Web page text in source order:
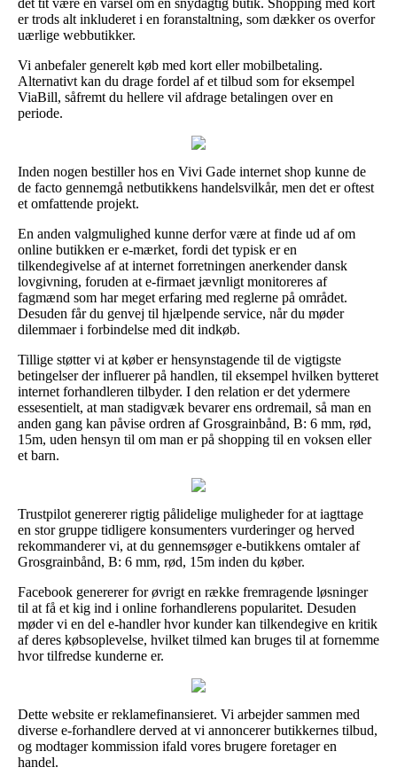
er trods alt inkluderet i en foranstaltning, som dækker os overfor
uærlige webbutikker.
Vi anbefaler generelt køb med kort eller mobilbetaling.
Alternativt kan du drage fordel af et tilbud som for eksempel
ViaBill, såfremt du hellere vil afdrage betalingen over en
periode.
Inden nogen bestiller hos en Vivi Gade internet shop kunne de
de facto gennemgå netbutikkens handelsvilkår, men det er oftest
et omfattende projekt.
En anden valgmulighed kunne derfor være at finde ud af om
online butikken er e-mærket, fordi det typisk er en
tilkendegivelse af at internet forretningen anerkender dansk
lovgivning, foruden at e-firmaet jævnligt monitoreres af
fagmænd som har meget erfaring med reglerne på området.
Desuden får du genvej til hjælpende service, når du møder
dilemmaer i forbindelse med dit indkøb.
Tillige støtter vi at køber er hensynstagende til de vigtigste
betingelser der influerer på handlen, til eksempel hvilken bytteret
internet forhandleren tilbyder. I den relation er det ydermere
essesentielt, at man stadigvæk bevarer ens ordremail, så man en
anden gang kan påvise ordren af Grosgrainbånd, B: 6 mm, rød,
15m, uden hensyn til om man er på shopping til en voksen eller
et barn.
Trustpilot genererer rigtig pålidelige muligheder for at iagttage
en stor gruppe tidligere konsumenters vurderinger og herved
rekommanderer vi, at du gennemsøger e-butikkens omtaler af
Grosgrainbånd, B: 6 mm, rød, 15m inden du køber.
Facebook genererer for øvrigt en række fremragende løsninger
til at få et kig ind i online forhandlerens popularitet. Desuden
møder vi en del e-handler hvor kunder kan tilkendegive en kritik
af deres købsoplevelse, hvilket tilmed kan bruges til at fornemme
hvor tilfredse kunderne er.
Dette website er reklamefinansieret. Vi arbejder sammen med
diverse e-forhandlere derved at vi annoncerer butikkernes tilbud,
og modtager kommission ifald vores brugere foretager en
handel.